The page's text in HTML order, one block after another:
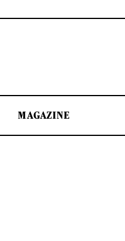
MAGAZINE